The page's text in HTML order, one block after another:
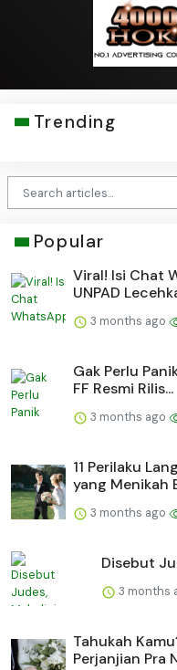
Trending
Popular
Viral! Isi Chat
UNPAD
3 months ago
Gak Perlu
FF Resmi Rilis...
3 months ago
11 Perilaku
yang Menikah
3 months ago
Disebut
3 months
Tahukah
Perjanjian Pra